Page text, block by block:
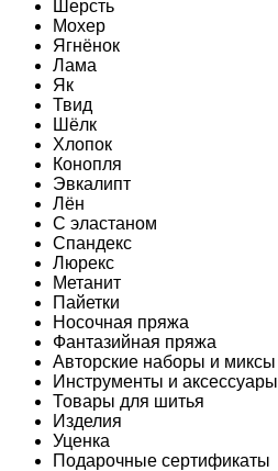
Шерсть
Мохер
Ягнёнок
Лама
Як
Твид
Шёлк
Хлопок
Конопля
Эвкалипт
Лён
C эластаном
Спандекс
Люрекс
Метанит
Пайетки
Носочная пряжа
Фантазийная пряжа
Авторские наборы и миксы
Инструменты и аксессуары
Товары для шитья
Изделия
Уценка
Подарочные сертификаты